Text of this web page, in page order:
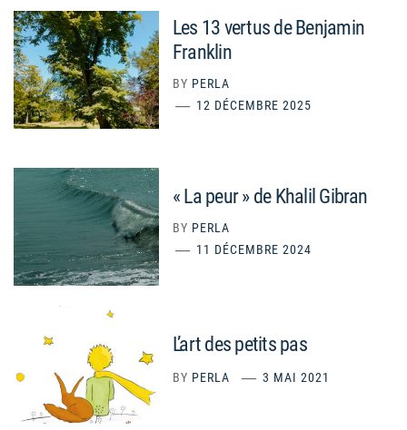
Les 13 vertus de Benjamin
Franklin
BY PERLA
12 DÉCEMBRE 2025
« La peur » de Khalil Gibran
BY PERLA
11 DÉCEMBRE 2024
L’art des petits pas
BY PERLA 3 MAI 2021